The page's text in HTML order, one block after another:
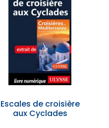
Escales de croisière
aux Cyclades